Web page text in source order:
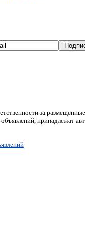
за
принадлежат